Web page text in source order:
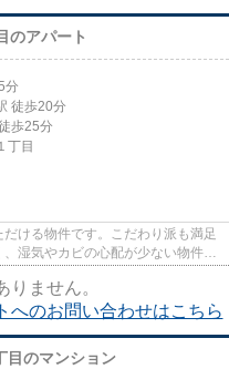
のアパート
分
徒歩20分
歩25分
丁目
ける物件です。こだわり派も満足
湿気やカビの心配が少ない物件で
りません。
へのお問い合わせはこちら
目のマンション